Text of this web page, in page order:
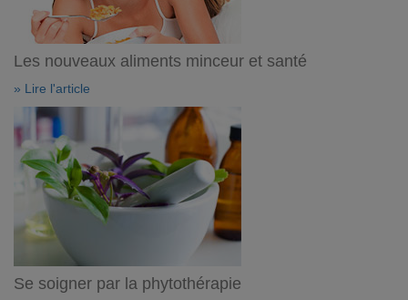
Les nouveaux aliments minceur et santé
» Lire l'article
Se soigner par la phytothérapie